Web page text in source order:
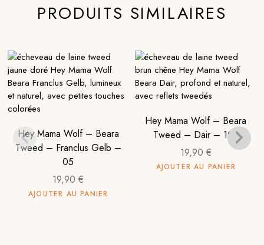
PRODUITS SIMILAIRES
Hey Mama Wolf – Beara
Tweed – Franclus Gelb –
05
19,90€
AJOUTER AU PANIER
Hey Mama Wolf – Beara
Tweed – Dair – 102
19,90 €
AJOUTER AU PANIER